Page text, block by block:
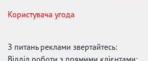
Користувача угода
З питань реклами звертайтесь: